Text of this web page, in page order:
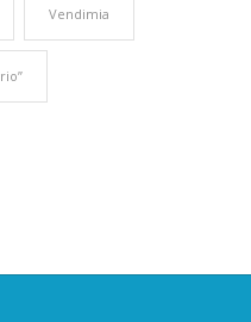
Vendimia